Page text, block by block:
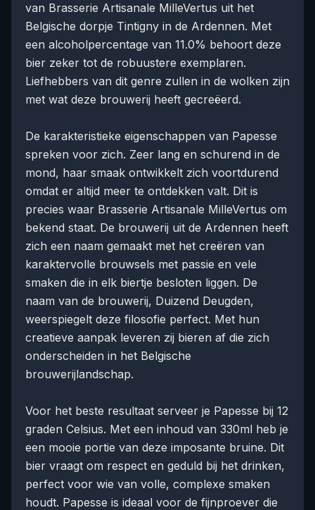
van Brasserie Artisanale MilleVertus uit het
Belgische dorpje Tintigny in de Ardennen. Met
een alcoholpercentage van 11.0% behoort deze
bier zeker tot de robuustere exemplaren.
Liefhebbers van dit genre zullen in de wolken zijn
met wat deze brouwerij heeft gecreëerd.
De karakteristieke eigenschappen van Papesse
spreken voor zich. Zeer lang en schurend in de
mond, haar smaak ontwikkelt zich voortdurend
omdat er altijd meer te ontdekken valt. Dit is
precies waar Brasserie Artisanale MilleVertus om
bekend staat. De brouwerij uit de Ardennen heeft
zich een naam gemaakt met het creëren van
karaktervolle brouwsels met passie en vele
smaken die in elk biertje besloten liggen. De
naam van de brouwerij, Duizend Deugden,
weerspiegelt deze filosofie perfect. Met hun
creatieve aanpak leveren zij bieren af die zich
onderscheiden in het Belgische
brouwerijlandschap.
Voor het beste resultaat serveer je Papesse bij 12
graden Celsius. Met een inhoud van 330ml heb je
een mooie portie van deze imposante bruine. Dit
bier vraagt om respect en geduld bij het drinken,
perfect voor wie van volle, complexe smaken
houdt. Papesse is ideaal voor de fijnproever die